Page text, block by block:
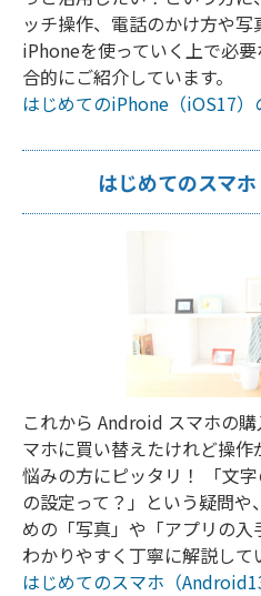
ッチ操作、電話のかけ方や
iPhoneを使っていく上で必
合的にご紹介しています。
はじめてのiPhone（iOS17
はじめてのスマ
これから Android スマホの
マホに買い替えたけれど操
悩みの方にピッタリ！ 「文
の設定って？」という疑問
めの「写真」や「アプリの
わかりやすく丁寧に解説して
はじめてのスマホ（